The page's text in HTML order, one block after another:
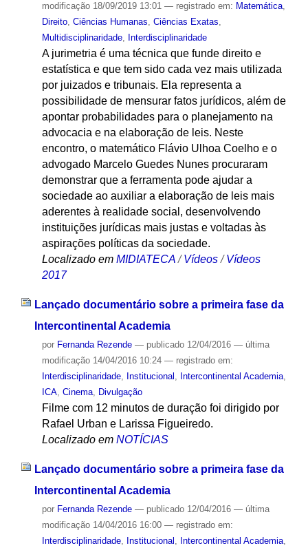
modificação18/09/2019 13:01 — registrado em: Matemática,
Direito, Ciências Humanas, Ciências Exatas,
Multidisciplinaridade, Interdisciplinaridade
A jurimetria é uma técnica que funde direito e
estatística e que tem sido cada vez mais utilizada
por juizados e tribunais. Ela representa a
possibilidade de mensurar fatos jurídicos, além de
apontar probabilidades para o planejamento na
advocacia e na elaboração de leis. Neste
encontro, o matemático Flávio Ulhoa Coelho e o
advogado Marcelo Guedes Nunes procuraram
demonstrar que a ferramenta pode ajudar a
sociedade ao auxiliar a elaboração de leis mais
aderentes à realidade social, desenvolvendo
instituições jurídicas mais justas e voltadas às
aspirações políticas da sociedade.
Localizado em MIDIATECA /Vídeos /Vídeos
2017
Lançado documentário sobre a primeira fase da
Intercontinental Academia
por Fernanda Rezende — publicado12/04/2016 — última
modificação14/04/2016 10:24 — registrado em:
Interdisciplinaridade, Institucional , Intercontinental Academia,
ICA, Cinema, Divulgação
Filme com 12 minutos de duração foi dirigido por
Rafael Urban e Larissa Figueiredo.
Localizado em NOTÍCIAS
Lançado documentário sobre a primeira fase da
Intercontinental Academia
por Fernanda Rezende — publicado12/04/2016 — última
modificação14/04/2016 16:00 — registrado em:
Interdisciplinaridade, Institucional Intercontinental Academia,